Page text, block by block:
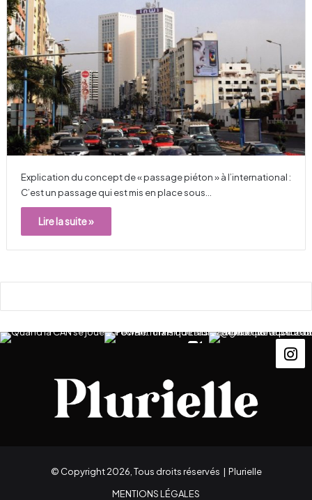
Explication du concept de « passage piéton » à l’international :
C’est un passage qui est mis en place sous…
Lire la suite »
© Copyright 2026, Tous droits réservés | Plurielle
MENTIONS LÉGALES